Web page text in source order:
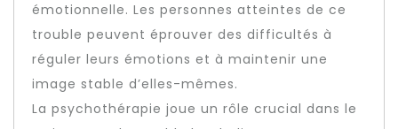
émotionnelle. Les personnes atteintes de ce
trouble peuvent éprouver des difficultés à
réguler leurs émotions et à maintenir une
image stable d’elles-mêmes.
La psychothérapie joue un rôle crucial dans le